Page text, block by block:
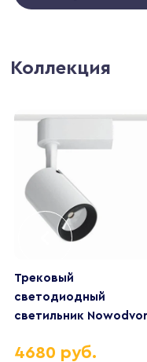
Коллекция
Трековый
светодиодный
светильник
4680 руб.